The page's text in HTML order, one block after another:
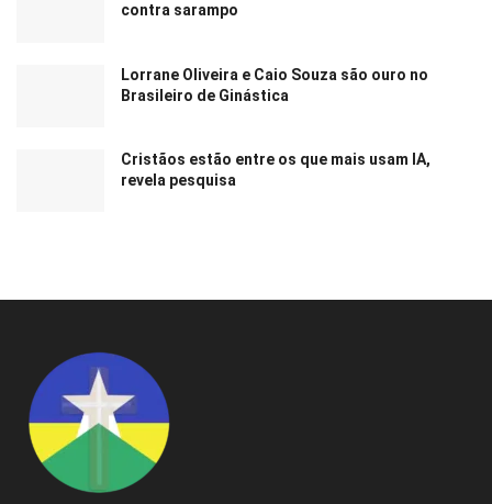
contra sarampo
Lorrane Oliveira e Caio Souza são ouro no
Brasileiro de Ginástica
Cristãos estão entre os que mais usam IA,
revela pesquisa